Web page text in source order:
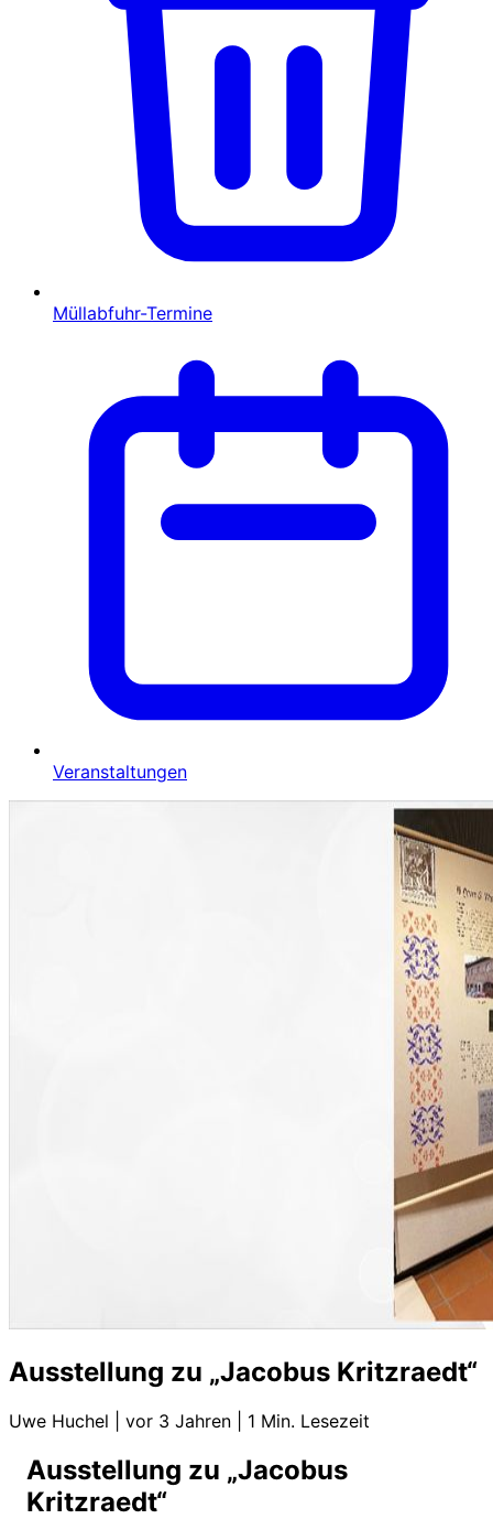
Müllabfuhr-Termine
Veranstaltungen
Ausstellung zu „Jacobus Kritzraedt“
Uwe Huchel vor 3 Jahren 1 Min. Lesezeit
Ausstellung zu „Jacobus
Kritzraedt“